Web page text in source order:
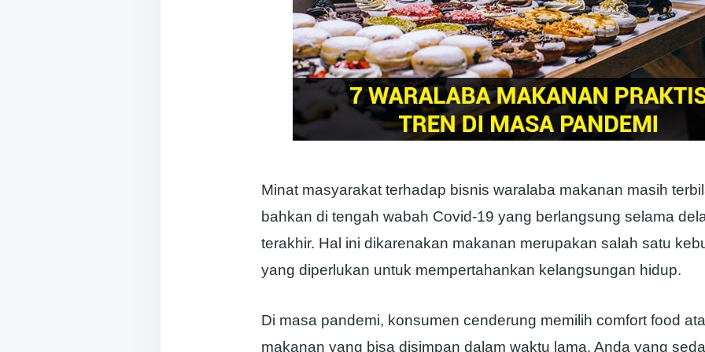
Minat masyarakat terhadap bisnis waralaba makanan masih
bahkan di tengah wabah Covid-19 yang berlangsung selama
terakhir. Hal ini dikarenakan makanan merupakan salah satu
yang diperlukan untuk mempertahankan kelangsungan hidup.
Di masa pandemi, konsumen cenderung memilih comfort food
makanan yang bisa disimpan dalam waktu lama. Anda yang